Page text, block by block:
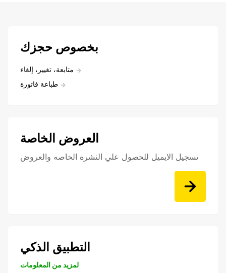
بخصوص حجزك
متابعة، تغيير، إلغاء
طباعة فاتورة
العروض الخاصة
تسجيل الايميل للحصول علي النشرة الخاصه والعروض
التطبيق الذكي
لمزيد من المعلومات